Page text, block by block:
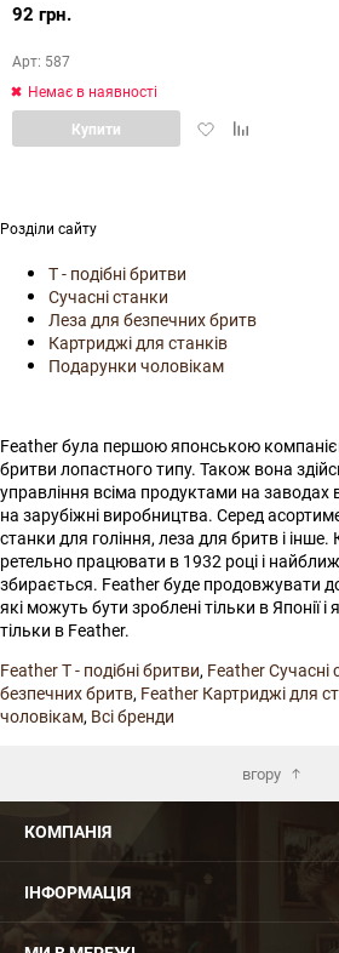
92 грн.
Арт: 587
Немає в наявності
ДодатиДодати
Купити
Розділи сайту
Т - подібні бритви
Сучасні станки
Леза для безпечних бритв
Картриджі для станків
Подарунки чоловікам
Feather була першою японською
бритви лопастного типу. Також вона
управління всіма продуктами на заводах
на зарубіжні виробництва. Серед
станки для гоління, леза для бритв і
ретельно працювати в 1932 році і
збирається. Feather буде продовжувати
які можуть бути зроблені тільки в Японії
тільки в Feather.
Feather Т - подібні бритви, Feather Сучасні
безпечних бритв, Feather Картриджі для
чоловікам, Всі бренди
вгору
КОМПАНІЯ
ІНФОРМАЦІЯ